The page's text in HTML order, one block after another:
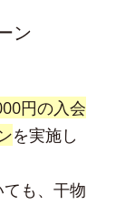
ン
円の入会
を実施し
も、干物